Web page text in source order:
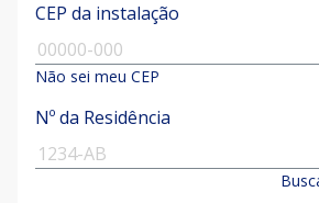
CEP da instalação
Não sei meu CEP
Nº da Residência